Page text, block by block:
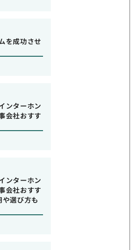
を成功させ
ンターホン
会社おすす
ンターホン
会社おすす
選び方も